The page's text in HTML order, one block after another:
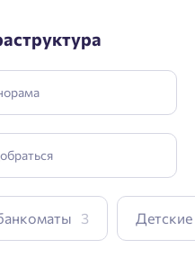
3